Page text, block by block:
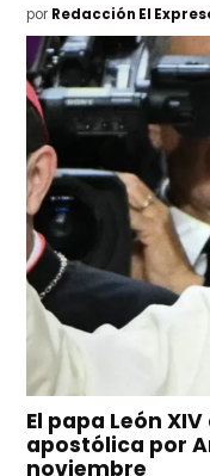
por Redacción El
El papa León
apostólica por
noviembre